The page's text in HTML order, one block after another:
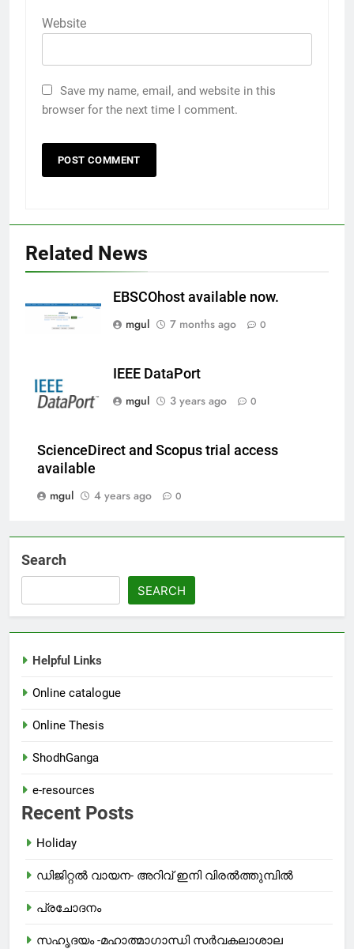
Website
Save my name, email, and website in this
browser for the next time I comment.
Related News
EBSCOhost available now.
mgul
7 months ago 0
IEEE DataPort
mgul
3 years ago 0
ScienceDirect and Scopus trial access
available
mgul
4 years ago 0
Search
SEARCH
Helpful Links
Online catalogue
Online Thesis
ShodhGanga
e-resources
Recent Posts
Holiday
ഡിജിറ്റൽ വായന- അറിവ് ഇനി വിരൽത്തുമ്പിൽ
പ്രചോദനം
സഹൃദയം -മഹാത്മാഗാന്ധി സർവകലാശാല